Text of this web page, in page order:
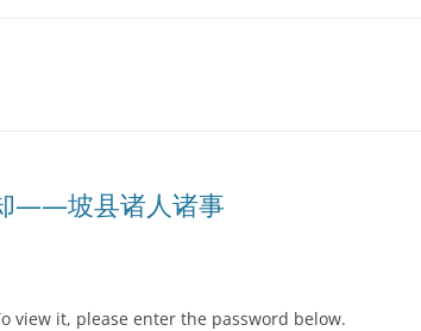
——坡县诸人诸事
view it, please enter the password below.